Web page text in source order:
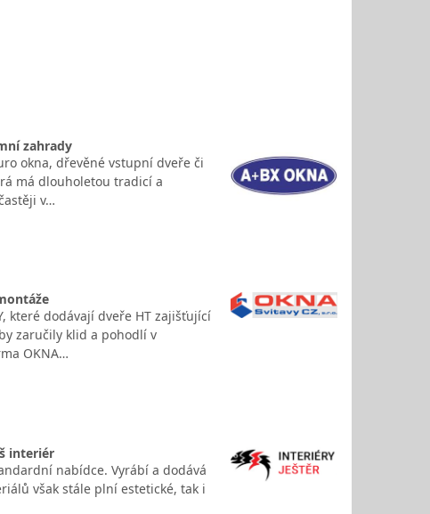
zahrady
okna, dřevěné vstupní dveře či
má dlouholetou tradicí a
v…
které dodávají dveře HT zajišťující
zaručily klid a pohodlí v
OKNA…
interiér
nabídce. Vyrábí a dodává
však stále plní estetické, tak i